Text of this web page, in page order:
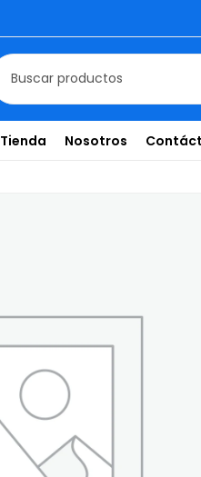
Tienda Nosotros